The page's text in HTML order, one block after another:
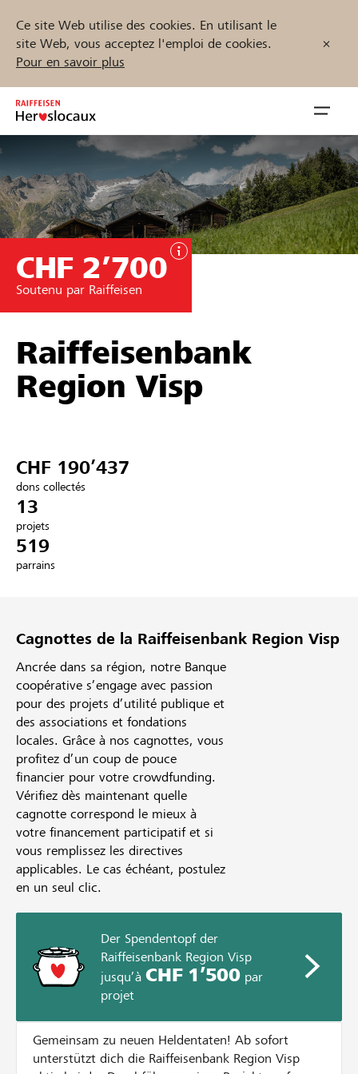
Ce site Web utilise des cookies. En utilisant le
site Web, vous acceptez l'emploi de cookies.
Pour en savoir plus
Inhalt
springen
öffnen
Parrainer
Soutien & assistance
Partenaires / Banques Raiffeisen
Se connecter
S'inscrire
Trouvez des projets et des organisations
Démarrez maintenant
CHF 2’700
Soutenu par Raiffeisen
Raiffeisenbank
Region Visp
CHF 190’437
dons collectés
13
projets
519
parrains
Cagnottes de la Raiffeisenbank Region Visp
Ancrée dans sa région, notre Banque
coopérative s’engage avec passion
pour des projets d’utilité publique et
des associations et fondations
locales. Grâce à nos cagnottes, vous
profitez d’un coup de pouce
financier pour votre crowdfunding.
Vérifiez dès maintenant quelle
cagnotte correspond le mieux à
votre financement participatif et si
vous remplissez les directives
applicables. Le cas échéant, postulez
en un seul clic.
Der Spendentopf der
Raiffeisenbank Region Visp
jusqu’à CHF 1’500par
projet
Gemeinsam zu neuen Heldentaten! Ab sofort
unterstützt dich die Raiffeisenbank Region Visp